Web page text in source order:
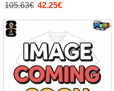
SP 2026 Kratek Rokav
105.63€ 42.25€